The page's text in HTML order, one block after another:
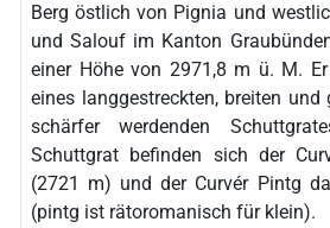
Berg östlich von Pignia und
und Salouf im Kanton
einer Höhe von 2971,8 m ü. M.
eines langgestreckten, breiten und
schärfer werdenden
Schuttgrat befinden sich der
(2721 m) und der Curvér Pintg
(pintg ist rätoromanisch für klein).